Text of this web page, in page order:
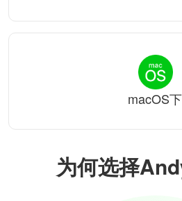
为何选择
macOS